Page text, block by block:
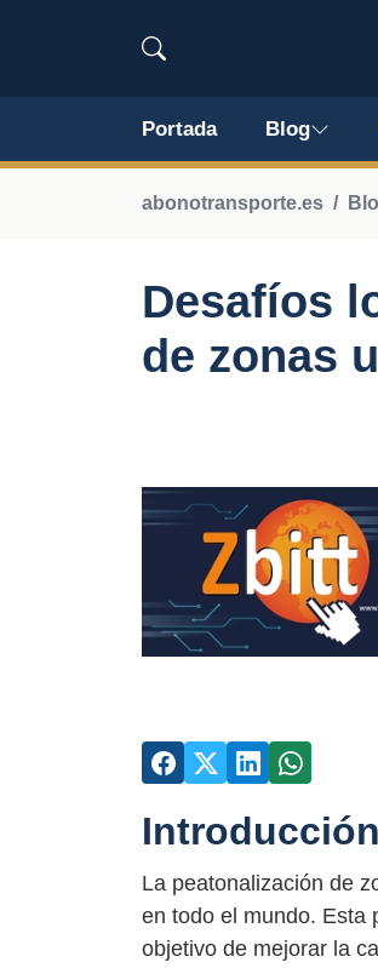
Portada Blog
abonotransporte.es
Desafíos
de zonas
La peatonalización de
en todo el mundo. Esta
objetivo de mejorar la